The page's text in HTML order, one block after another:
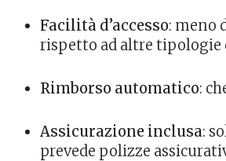
Facilità d’accesso: meno
rispetto ad altre tipologie
Rimborso automatico:
Assicurazione inclusa:
prevede polizze